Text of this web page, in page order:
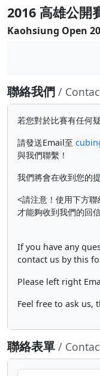
2016 高雄公開
Kaohsiung Open
聯絡我們 /
若您對於比賽有任何
請發送Email至
與我們聯繫！
我們將會在收到您的
<請注意！使用下方
才能夠收到我們的回
If you have any
contact us by this
Please left right
Feel free to ask us,
聯絡表單 /